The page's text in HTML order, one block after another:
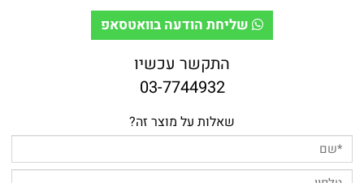
שליחת הודעה בוואטסאפ
התקשר עכשיו
03-7744932
שאלות על מוצר זה?